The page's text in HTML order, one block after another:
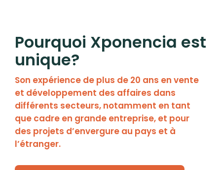
Pourquoi Xponencia est
unique?
Son expérience de plus de 20 ans en vente
et développement des affaires dans
différents secteurs, notamment en tant
que cadre en grande entreprise, et pour
des projets d’envergure au pays et à
l’étranger.